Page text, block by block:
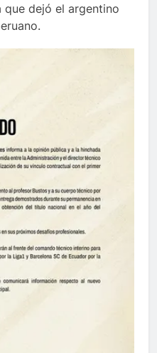
que dejó el argentino